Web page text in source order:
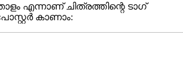
എന്നാണ് ചിത്രത്തിന്റെ ടാഗ്
കാണാം: